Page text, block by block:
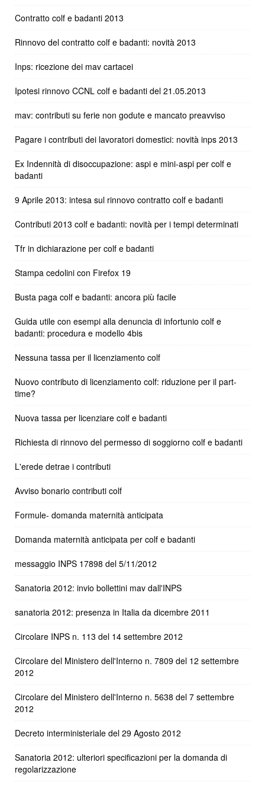
Contratto colf e badanti 2013
Rinnovo del contratto colf e badanti: novità 2013
Inps: ricezione dei mav cartacei
Ipotesi rinnovo CCNL colf e badanti del 21.05.2013
mav: contributi su ferie non godute e mancato preavviso
Pagare i contributi dei lavoratori domestici: novità inps 2013
Ex Indennità di disoccupazione: aspi e mini-aspi per colf e
badanti
9 Aprile 2013: intesa sul rinnovo contratto colf e badanti
Contributi 2013 colf e badanti: novità per i tempi determinati
Tfr in dichiarazione per colf e badanti
Stampa cedolini con Firefox 19
Busta paga colf e badanti: ancora più facile
Guida utile con esempi alla denuncia di infortunio colf e
badanti: procedura e modello 4bis
Nessuna tassa per il licenziamento colf
Nuovo contributo di licenziamento colf: riduzione per il part-
time?
Nuova tassa per licenziare colf e badanti
Richiesta di rinnovo del permesso di soggiorno colf e badanti
L'erede detrae i contributi
Avviso bonario contributi colf
Formule- domanda maternità anticipata
Domanda maternità anticipata per colf e badanti
messaggio INPS 17898 del 5/11/2012
Sanatoria 2012: invio bollettini mav dall'INPS
sanatoria 2012: presenza in Italia da dicembre 2011
Circolare INPS n. 113 del 14 settembre 2012
Circolare del Ministero dell'Interno n. 7809 del 12 settembre
2012
Circolare del Ministero dell'Interno n. 5638 del 7 settembre
2012
Decreto interministeriale del 29 Agosto 2012
Sanatoria 2012: ulteriori specificazioni per la domanda di
regolarizzazione